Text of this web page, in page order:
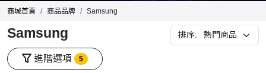
商城首頁 商品品牌 Samsung
Samsung 排序:
進階選項 5